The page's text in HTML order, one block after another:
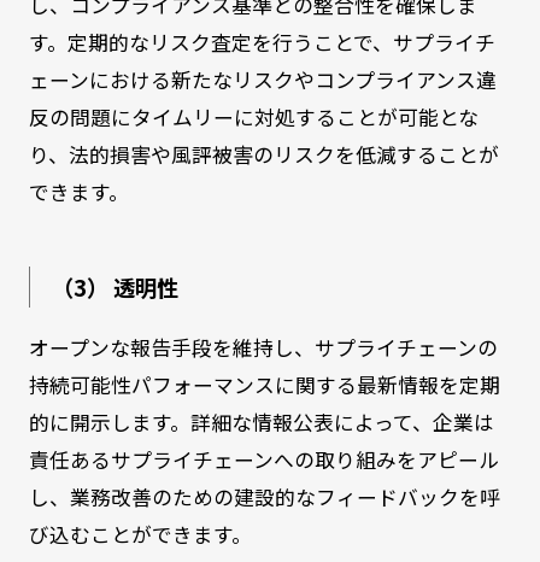
す。定期的なリスク査定を行うことで、サプライチ
ェーンにおける新たなリスクやコンプライアンス違
反の問題にタイムリーに対処することが可能とな
り、法的損害や風評被害のリスクを低減することが
できます。
（3） 透明性
オープンな報告手段を維持し、サプライチェーンの
持続可能性パフォーマンスに関する最新情報を定期
的に開示します。詳細な情報公表によって、企業は
責任あるサプライチェーンへの取り組みをアピール
し、業務改善のための建設的なフィードバックを呼
び込むことができます。